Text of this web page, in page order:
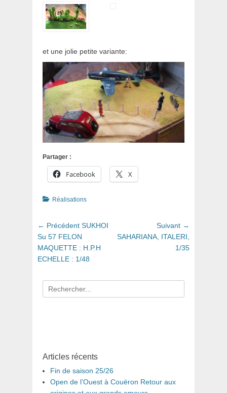
et une jolie petite variante:
Partager :
Facebook X
Catégories
Réalisations
Navigation
de
l’article
← Précédent Article
précédent
SUKHOI
Su 57 FELON
MAQUETTE : H.P.H
ECHELLE : 1/48
Suivant →
:
SAHARIANA, ITALERI,
1/35
Recherche
pour
Articles récents
Fin de saison 25/26
Open de l’Ouest à Couëron Retour aux